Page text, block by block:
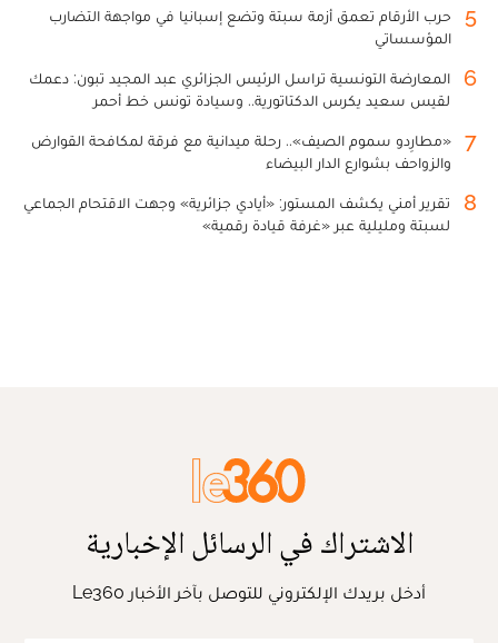
5
حرب الأرقام تعمق أزمة سبتة وتضع إسبانيا في مواجهة التضارب
المؤسساتي
6
المعارضة التونسية تراسل الرئيس الجزائري عبد المجيد تبون: دعمك
لقيس سعيد يكرس الدكتاتورية.. وسيادة تونس خط أحمر
7
«مطارِدو سموم الصيف».. رحلة ميدانية مع فرقة لمكافحة القوارض
والزواحف بشوارع الدار البيضاء
8
تقرير أمني يكشف المستور: «أيادي جزائرية» وجهت الاقتحام الجماعي
لسبتة ومليلية عبر «غرفة قيادة رقمية»
الاشتراك في الرسائل الإخبارية
أدخل بريدك الإلكتروني للتوصل بآخر الأخبار Le360